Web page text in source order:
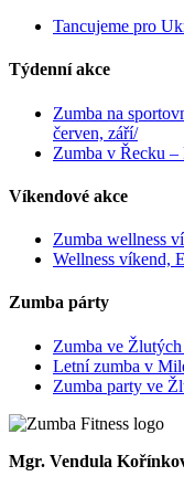
Tancujeme pro
Týdenní akce
Zumba na
červen, září/
Zumba v Řecku –
Víkendové akce
Zumba wellness
Wellness víkend,
Zumba párty
Zumba ve
Letní zumba v
Zumba party ve
Mgr. Vendula